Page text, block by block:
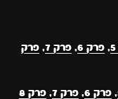
, פרק 6 , פרק 7 , פרק
, פרק 6 , פרק 7 , פרק 8